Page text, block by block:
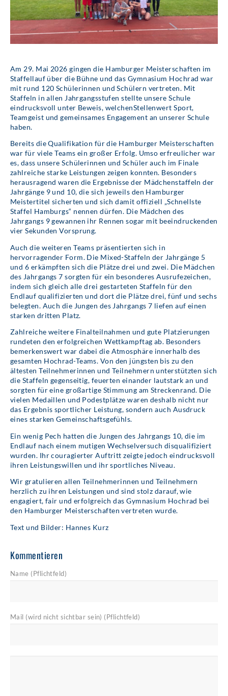
Am 29. Mai 2026 gingen die Hamburger Meisterschaften im
Staffellauf über die Bühne und das Gymnasium Hochrad war
mit rund 120 Schülerinnen und Schülern vertreten. Mit
Staffeln in allen Jahrgangsstufen stellte unsere Schule
eindrucksvoll unter Beweis, welchenStellenwert Sport,
Teamgeist und gemeinsames Engagement an unserer Schule
haben.
Bereits die Qualifikation für die Hamburger Meisterschaften
war für viele Teams ein großer Erfolg. Umso erfreulicher war
es, dass unsere Schülerinnen und Schüler auch im Finale
zahlreiche starke Leistungen zeigen konnten. Besonders
herausragend waren die Ergebnisse der Mädchenstaffeln der
Jahrgänge 9 und 10, die sich jeweils den Hamburger
Meistertitel sicherten und sich damit offiziell „Schnellste
Staffel Hamburgs“ nennen dürfen. Die Mädchen des
Jahrgangs 9 gewannen ihr Rennen sogar mit beeindruckenden
vier Sekunden Vorsprung.
Auch die weiteren Teams präsentierten sich in
hervorragender Form. Die Mixed-Staffeln der Jahrgänge 5
und 6 erkämpften sich die Plätze drei und zwei. Die Mädchen
des Jahrgangs 7 sorgten für ein besonderes Ausrufezeichen,
indem sich gleich alle drei gestarteten Staffeln für den
Endlauf qualifizierten und dort die Plätze drei, fünf und sechs
belegten. Auch die Jungen des Jahrgangs 7 liefen auf einen
starken dritten Platz.
Zahlreiche weitere Finalteilnahmen und gute Platzierungen
rundeten den erfolgreichen Wettkampftag ab. Besonders
bemerkenswert war dabei die Atmosphäre innerhalb des
gesamten Hochrad-Teams. Von den jüngsten bis zu den
ältesten Teilnehmerinnen und Teilnehmern unterstützten sich
die Staffeln gegenseitig, feuerten einander lautstark an und
sorgten für eine großartige Stimmung am Streckenrand. Die
vielen Medaillen und Podestplätze waren deshalb nicht nur
das Ergebnis sportlicher Leistung, sondern auch Ausdruck
eines starken Gemeinschaftsgefühls.
Ein wenig Pech hatten die Jungen des Jahrgangs 10, die im
Endlauf nach einem mutigen Wechselversuch disqualifiziert
wurden. Ihr couragierter Auftritt zeigte jedoch eindrucksvoll
ihren Leistungswillen und ihr sportliches Niveau.
Wir gratulieren allen Teilnehmerinnen und Teilnehmern
herzlich zu ihren Leistungen und sind stolz darauf, wie
engagiert, fair und erfolgreich das Gymnasium Hochrad bei
den Hamburger Meisterschaften vertreten wurde.
Text und Bilder: Hannes Kurz
Kommentieren
Name (Pflichtfeld)
Mail (wird nicht sichtbar sein) (Pflichtfeld)